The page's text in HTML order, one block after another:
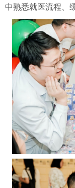
中熟悉就医流程、